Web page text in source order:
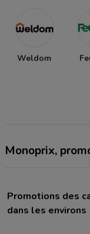
Weldom
Monoprix,
Promotions des
dans les environs